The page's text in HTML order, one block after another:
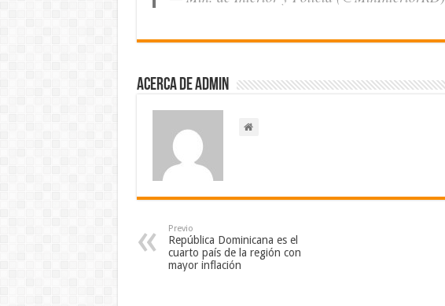
Acerca de admin
Previo
República Dominicana es el
cuarto país de la región con
mayor inflación